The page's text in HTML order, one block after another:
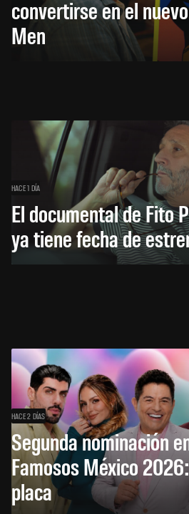
convertirse en el
Men
HACE 1 DÍA
El documental de Fito
ya tiene fecha de
HACE 2 DÍAS
Segunda nominación
Famosos México
placa